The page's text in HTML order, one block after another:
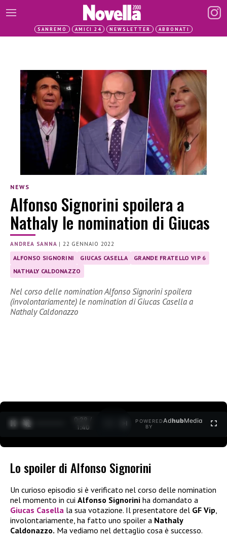
SANREMO AMICI 24 NEWSLETTER ABBONATI
NEWS
Alfonso Signorini spoilera a
Nathaly le nomination di Giucas
ANDREA SANNA |22 GENNAIO 2022
ALFONSO SIGNORINI GIUCAS CASELLA
GRANDE FRATELLO VIP 6
NATHALY CALDONAZZO
Nel corso delle nomination Alfonso Signorini spoilera
(involontariamente) le nomination di Giucas Casella a
Nathaly Caldonazzo
0:30 /
1:40
POWERED
BY
AdhubMedia
Lo spoiler di Alfonso Signorini
Un curioso episodio si è verificato nel corso delle nomination
nel momento in cui Alfonso Signorini ha domandato a
Giucas Casella la sua votazione. Il presentatore del GF Vip,
involontariamente, ha fatto uno spoiler a Nathaly
Caldonazzo. Ma vediamo nel dettaglio cosa è successo.